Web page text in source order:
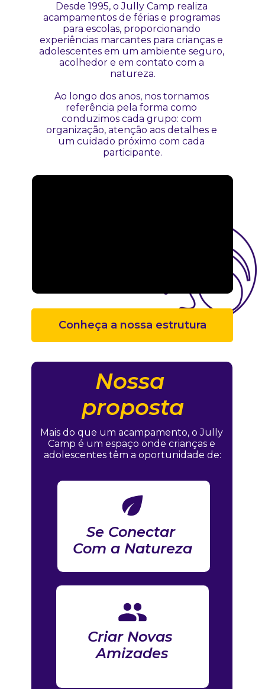
Desde 1995, o Jully Camp realiza
acampamentos de férias e programas
para escolas, proporcionando
experiências marcantes para crianças e
adolescentes em um ambiente seguro,
acolhedor e em contato com a
natureza.
Ao longo dos anos, nos tornamos
referência pela forma como
conduzimos cada grupo: com
organização, atenção aos detalhes e
um cuidado próximo com cada
participante.
Conheça a nossa estrutura
Nossa
proposta
Mais do que um acampamento, o Jully
Camp é um espaço onde crianças e
adolescentes têm a oportunidade de:
Se Conectar
Com a Natureza
Criar Novas
Amizades